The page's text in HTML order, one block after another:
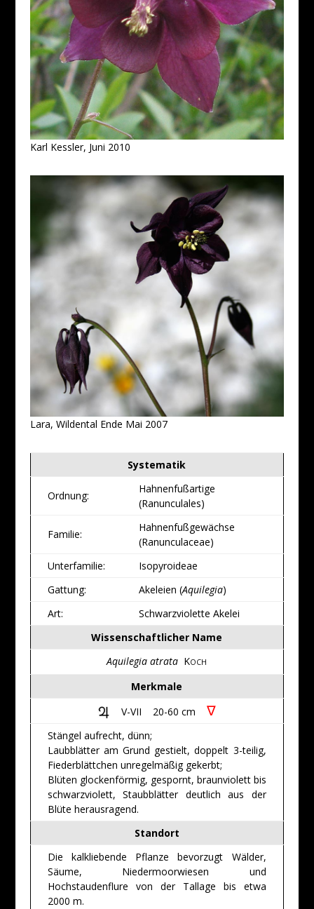
Karl Kessler, Juni 2010
Lara, Wildental Ende Mai 2007
Systematik
Ordnung:
Hahnenfußartige
(Ranunculales)
Familie:
Hahnenfußgewächse
(Ranunculaceae)
Unterfamilie:
Isopyroideae
Gattung:
Akeleien (Aquilegia)
Art:
Schwarzviolette Akelei
Wissenschaftlicher Name
Aquilegia atrata KOCH
Merkmale
V-VII 20-60 cm
∇
Stängel aufrecht, dünn;
Laubblätter am Grund gestielt, doppelt 3-teilig,
Fiederblättchen unregelmäßig gekerbt;
Blüten glockenförmig, gespornt, braunviolett bis
schwarzviolett, Staubblätter deutlich aus der
Blüte herausragend.
Standort
Die kalkliebende Pflanze bevorzugt Wälder,
Säume, Niedermoorwiesen und
Hochstaudenflure von der Tallage bis etwa
2000 m.